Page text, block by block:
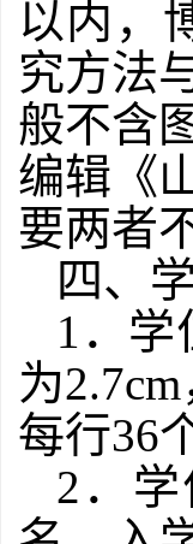
以内，
究方法
般不含
编辑《
要两者
四、
1 ．学
为2.7cm
每行36
2 ．